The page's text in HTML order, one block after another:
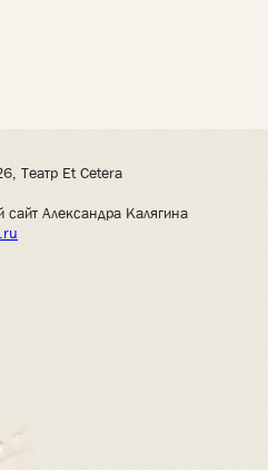
Театр Et Cetera
Александра Калягина